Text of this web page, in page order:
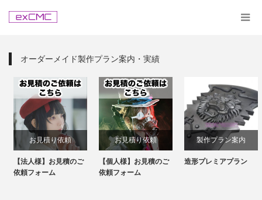
オーダーメイド製作プラン案内・実績
お見積り依頼
【法人様】お見積のご
依頼フォーム
お見積り依頼
【個人様】お見積のご
依頼フォーム
製作プラン案内
造形プレミアプラン